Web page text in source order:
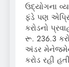
ઉદ્યોગના
ફંડે પણ
કરોડનો
રૂ. 236.3
અંડર
કરોડ રહી